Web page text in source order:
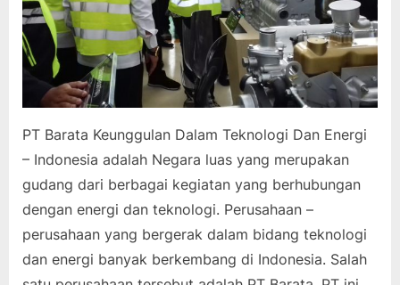
PT Barata Keunggulan Dalam Teknologi Dan Energi
– Indonesia adalah Negara luas yang merupakan
gudang dari berbagai kegiatan yang berhubungan
dengan energi dan teknologi. Perusahaan –
perusahaan yang bergerak dalam bidang teknologi
dan energi banyak berkembang di Indonesia. Salah